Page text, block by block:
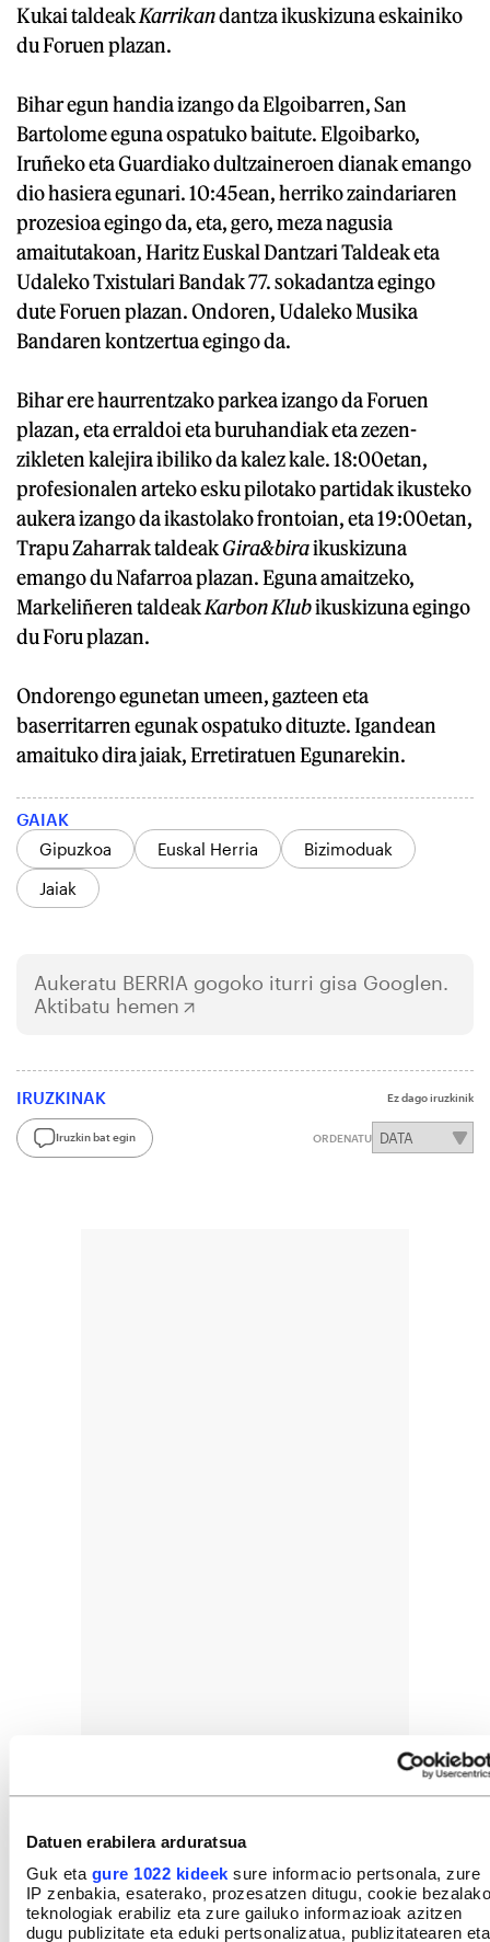
Datuen erabilera arduratsua
Guk eta gure 1022 kideek sure informacio pertsonala, zure
IP zenbakia, esaterako, prozesatzen ditugu, cookie bezalako
teknologiak erabiliz eta zure gailuko informazioak azitzen
dugu publizitate eta eduki pertsonalizatua, publizitatearen eta
Kukai taldeakKarrikandantza ikuskizuna eskainiko
du Foruen plazan.
Bihar egun handia izango da Elgoibarren, San
Bartolome eguna ospatuko baitute. Elgoibarko,
Iruñeko eta Guardiako dultzaineroen dianak emango
dio hasiera egunari. 10:45ean, herriko zaindariaren
prozesioa egingo da, eta, gero, meza nagusia
amaitutakoan, Haritz Euskal Dantzari Taldeak eta
Udaleko Txistulari Bandak 77. sokadantza egingo
dute Foruen plazan. Ondoren, Udaleko Musika
Bandaren kontzertua egingo da.
Bihar ere haurrentzako parkea izango da Foruen
plazan, eta erraldoi eta buruhandiak eta zezen-
zikleten kalejira ibiliko da kalez kale. 18:00etan,
profesionalen arteko esku pilotako partidak ikusteko
aukera izango da ikastolako frontoian, eta 19:00etan,
Trapu Zaharrak taldeakGira&biraikuskizuna
emango du Nafarroa plazan. Eguna amaitzeko,
Markeliñeren taldeakKarbon Klubikuskizuna egingo
du Foru plazan.
Ondorengo egunetan umeen, gazteen eta
baserritarren egunak ospatuko dituzte. Igandean
amaituko dira jaiak, Erretiratuen Egunarekin.
GAIAK
Gipuzkoa
Euskal Herria
Bizimoduak
Jaiak
Aukeratu BERRIA gogoko iturri gisa Googlen.
Aktibatu hemen
IRUZKINAK Ez dago iruzkinik
Iruzkin bat egin ORDENATU